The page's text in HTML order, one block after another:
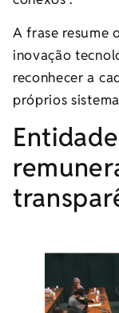
A frase resume
inovação
reconhecer a
próprios